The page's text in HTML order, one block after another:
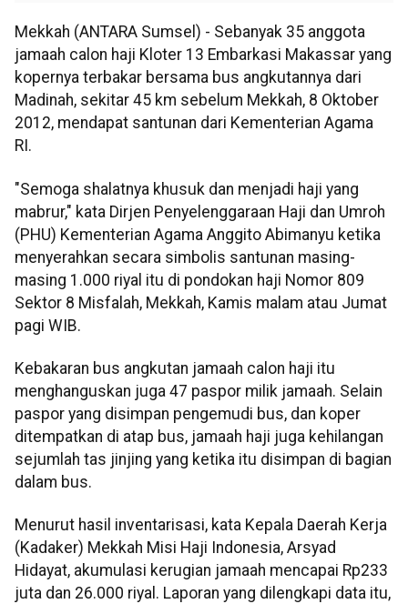
Mekkah (ANTARA Sumsel) - Sebanyak 35 anggota
jamaah calon haji Kloter 13 Embarkasi Makassar yang
kopernya terbakar bersama bus angkutannya dari
Madinah, sekitar 45 km sebelum Mekkah, 8 Oktober
2012, mendapat santunan dari Kementerian Agama
RI.
"Semoga shalatnya khusuk dan menjadi haji yang
mabrur," kata Dirjen Penyelenggaraan Haji dan Umroh
(PHU) Kementerian Agama Anggito Abimanyu ketika
menyerahkan secara simbolis santunan masing-
masing 1.000 riyal itu di pondokan haji Nomor 809
Sektor 8 Misfalah, Mekkah, Kamis malam atau Jumat
pagi WIB.
Kebakaran bus angkutan jamaah calon haji itu
menghanguskan juga 47 paspor milik jamaah. Selain
paspor yang disimpan pengemudi bus, dan koper
ditempatkan di atap bus, jamaah haji juga kehilangan
sejumlah tas jinjing yang ketika itu disimpan di bagian
dalam bus.
Menurut hasil inventarisasi, kata Kepala Daerah Kerja
(Kadaker) Mekkah Misi Haji Indonesia, Arsyad
Hidayat, akumulasi kerugian jamaah mencapai Rp233
juta dan 26.000 riyal. Laporan yang dilengkapi data itu,